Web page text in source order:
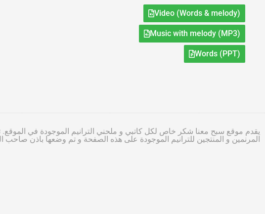
Video (Words & melody)
Music with melody (MP3)
Words (PPT)
يقدم موقع سبح معنا شكر خاص لكل كاتبي و ملحني الترانيم الموجودة في
المرنمين و المنتجين للترانيم الموجودة على هذه الصفحة و تم وضعها باذن صاحب